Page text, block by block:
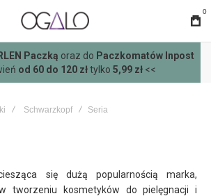
0
wysyłka wszystkimi metodami
zamówieńpowyżej 400 zł
Schwarzkopf Seria
się dużą popularnością marka,
tworzeniu kosmetyków do pielęgnacji i